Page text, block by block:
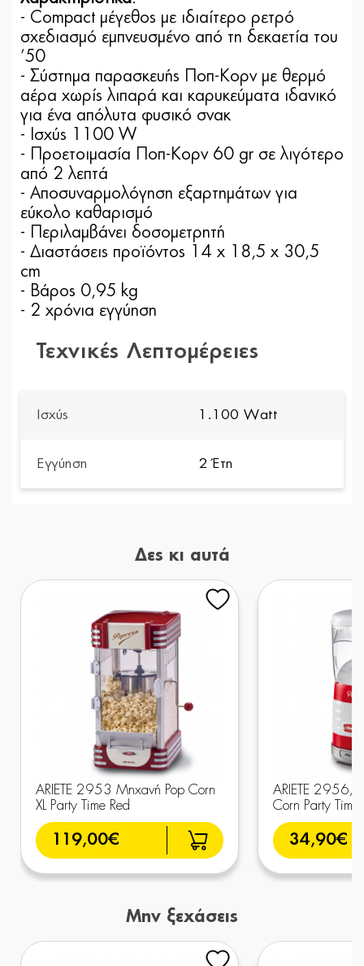
- Compact μέγεθος με ιδιαίτερο ρετρό
σχεδιασμό εμπνευσμένο από τη δεκαετία του
’50
- Σύστημα παρασκευής Ποπ-Κορν με θερμό
αέρα χωρίς λιπαρά και καρυκεύματα ιδανικό
για ένα απόλυτα φυσικό σνακ
- Ισχύς 1100 W
- Προετοιμασία Ποπ-Κορν 60 gr σε λιγότερο
από 2 λεπτά
- Αποσυναρμολόγηση εξαρτημάτων για
εύκολο καθαρισμό
- Περιλαμβάνει δοσομετρητή
- Διαστάσεις προϊόντος 14 x 18,5 x 30,5
cm
- Βάρος 0,95 kg
- 2 χρόνια εγγύηση
Τεχνικές Λεπτομέρειες
Ισχύς 1.100 Watt
Εγγύηση 2 Έτη
Δες κι αυτά
ARIETE 2953 Μηχανή Pop Corn
XL Party Time Red
119,00€
ARIETE 2956/
Corn Party Time
34,90€
Μην ξεχάσεις